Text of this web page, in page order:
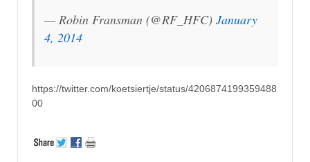
— Robin Fransman (@RF_HFC) January
4, 2014
https://twitter.com/koetsiertje/status/4206874199359488
00